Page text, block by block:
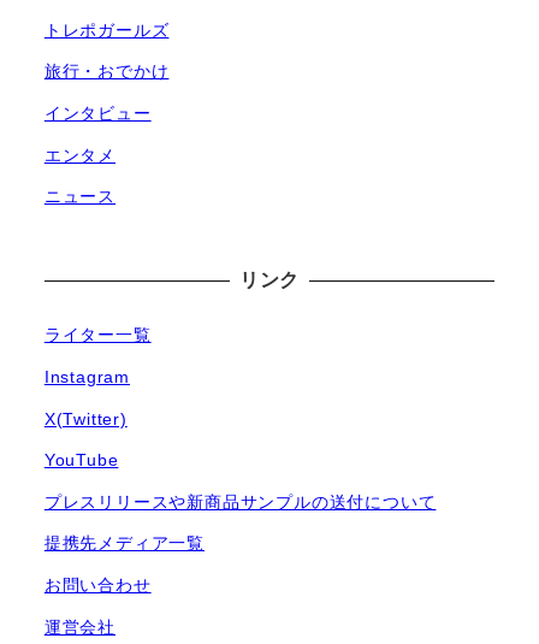
トレポガールズ
旅行・おでかけ
インタビュー
エンタメ
ニュース
リンク
ライター一覧
Instagram
X(Twitter)
YouTube
プレスリリースや新商品サンプルの送付について
提携先メディア一覧
お問い合わせ
運営会社